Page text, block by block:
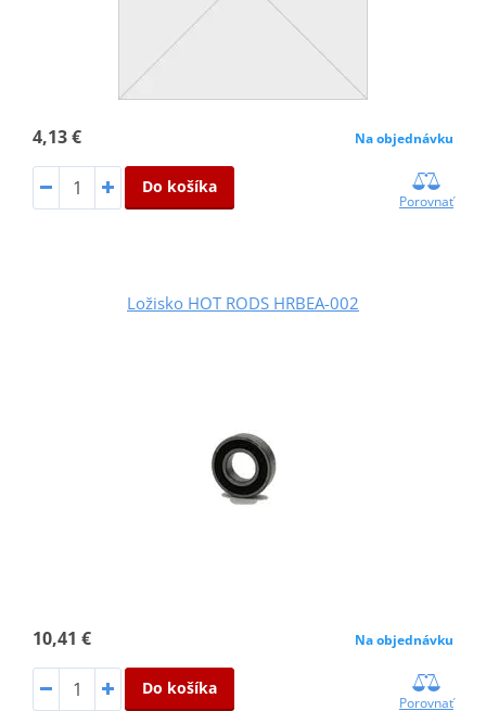
4,13 € Na objednávku
Do košíka
Porovnať
Ložisko HOT RODS HRBEA-002
10,41 € Na objednávku
Do košíka
Porovnať